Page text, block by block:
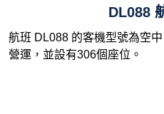
DL088
航班 DL088 的客機型號為空
營運，並設有306個座位。